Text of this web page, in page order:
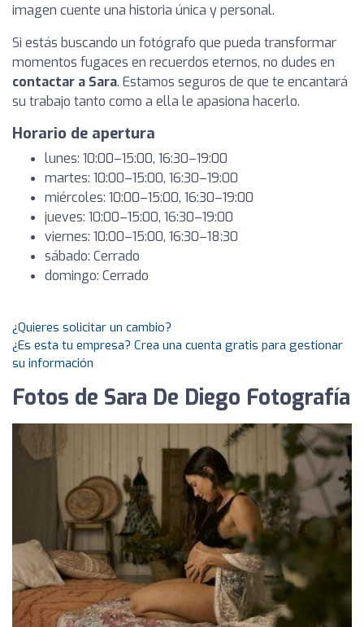
imagen cuente una historia única y personal.
Si estás buscando un fotógrafo que pueda transformar
momentos fugaces en recuerdos eternos, no dudes en
contactar a Sara. Estamos seguros de que te encantará
su trabajo tanto como a ella le apasiona hacerlo.
Horario de apertura
lunes: 10:00–15:00, 16:30–19:00
martes: 10:00–15:00, 16:30–19:00
miércoles: 10:00–15:00, 16:30–19:00
jueves: 10:00–15:00, 16:30–19:00
viernes: 10:00–15:00, 16:30–18:30
sábado: Cerrado
domingo: Cerrado
¿Quieres solicitar un cambio?
¿Es esta tu empresa? Crea una cuenta gratis para gestionar
su información
Fotos de Sara De Diego Fotografía